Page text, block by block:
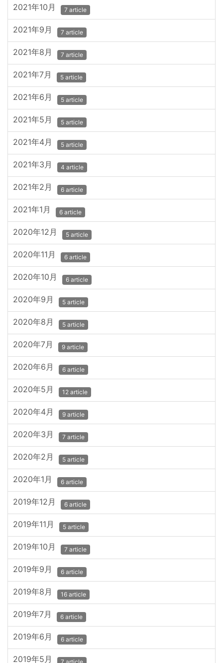
2021年10月 7 article
2021年9月 7 article
2021年8月 7 article
2021年7月 5 article
2021年6月 5 article
2021年5月 5 article
2021年4月 5 article
2021年3月 4 article
2021年2月 6 article
2021年1月 6 article
2020年12月 5 article
2020年11月 6 article
2020年10月 6 article
2020年9月 5 article
2020年8月 5 article
2020年7月 9 article
2020年6月 6 article
2020年5月 12 article
2020年4月 9 article
2020年3月 7 article
2020年2月 5 article
2020年1月 6 article
2019年12月 6 article
2019年11月 5 article
2019年10月 7 article
2019年9月 6 article
2019年8月 16 article
2019年7月 6 article
2019年6月 6 article
2019年5月